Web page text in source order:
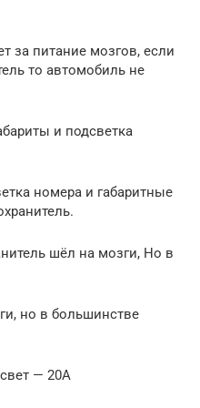
за питание мозгов, если
то автомобиль не
и подсветка
номера и габаритные
шёл на мозги, Но в
но в большинстве
— 20A